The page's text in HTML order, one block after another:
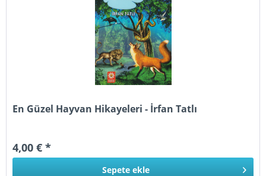
En Güzel Hayvan Hikayeleri - İrfan Tatlı
4,00 € *
Sepete ekle